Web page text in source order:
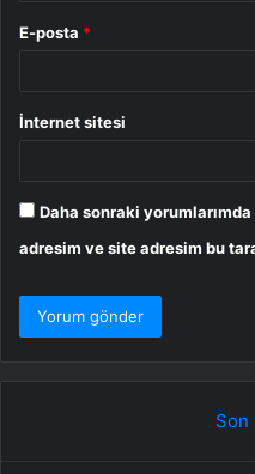
E-posta *
İnternet sitesi
Daha sonraki
adresim ve site adresim bu
Son